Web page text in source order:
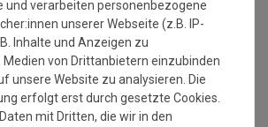
maschinell gewebt
ca. 2.700 gr/qm
ca. 28 mm
30 Grad
ZUM EU VERANTWORTLICHEN »
und verarbeiten personenbezogene
unserer Webseite (z.B. IP-
Inhalte und Anzeigen zu
Medien von Drittanbietern einzubinden
unsere Website zu analysieren. Die
erfolgt erst durch gesetzte Cookies.
mit Dritten, die wir in den